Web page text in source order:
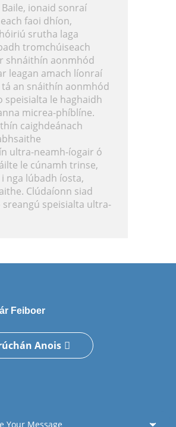
ionaid sonraí
faoi dhíon,
srutha laga
tromchúiseach
shnáithín aonmhód
leagan amach líonraí
an snáithín aonmhód
le haghaidh
micrea-phíblíne.
caighdeánach
ultra-neamh-íogair ó
le cúnamh trinse,
nga lúbadh íosta,
Clúdaíonn siad
speisialta ultra-
Feiboer
Anois
Your Message